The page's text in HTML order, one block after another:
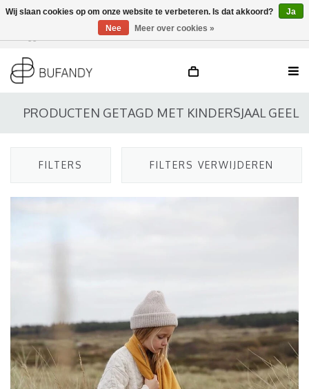
DE / EN
PRODUCTEN GETAGD MET KINDERSJAAL GEEL
FILTERS FILTERS VERWIJDEREN
Wij slaan cookies op om onze website te verbeteren. Is dat akkoord?
Ja
Nee
Meer over cookies »